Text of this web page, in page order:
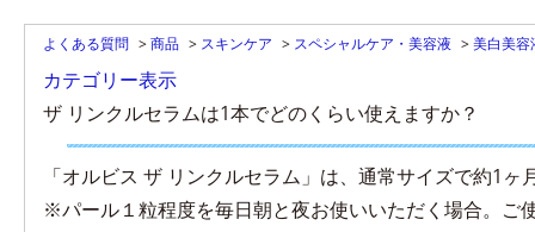
よくある質問 >商品 > スキンケア > スペシャルケア・美容液 >美白美容
カテゴリー表示
ザ リンクルセラムは1本でどのくらい使えますか？
「オルビス ザ リンクルセラム」は、通常サイズで約1
※パール１粒程度を毎日朝と夜お使いいただく場合。ご